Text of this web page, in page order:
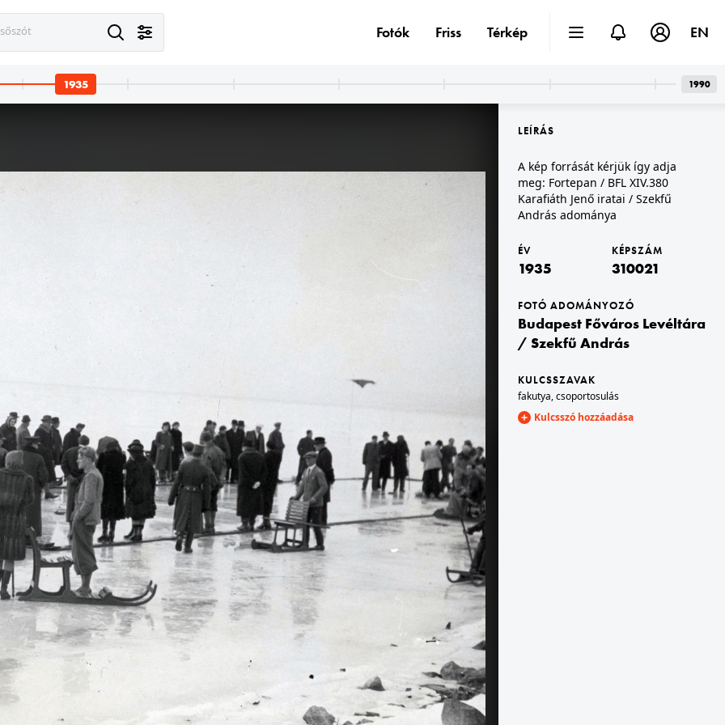
A kép forrását kérjük így adja meg: Fortepan / BFL XIV.380 Karafiáth Jenő iratai / Szekfű András adománya
A kép forrását kérjük így adja meg: Fortepan / BFL XIV.380 Karafiáth Jenő iratai / Szekfű András adománya
így adja meg: Fortepan / BFL XIV.380 Karafiáth Jenő iratai / Szekfű András adománya
A kép forrását kérjük így adja meg: Fortepan / BFL XIV.380 Karafiáth Jenő iratai / Szekfű András adománya
A kép forrását kérjük így adja meg: Fortepan / BFL XIV.380 Karafiáth Jenő iratai / Szekfű András adománya
így adja meg: Fortepan / BFL XIV.380 Karafiáth Jenő iratai / Szekfű András adománya
1935
A kép forrását kérjük így adja meg: Fortepan / BFL XIV.380 Karafiáth Jenő iratai / Szekfű András adománya
A kép forrását kérjük így adja meg: Fortepan / BFL XIV.380 Karafiáth Jenő iratai / Szekfű András adománya
LEÍRÁS
A kép forrását kérjük így adja
meg: Fortepan / BFL XIV.380
Karafiáth Jenő iratai / Szekfű
András adománya
ÉV
1935
KÉPSZÁM
310021
FOTÓ ADOMÁNYOZÓ
Budapest Főváros Levéltára
/ Szekfű András
KULCSSZAVAK
fakutya,csoportosulás
Kulcsszó hozzáadása
Fotók Friss Térkép EN
1990
1935